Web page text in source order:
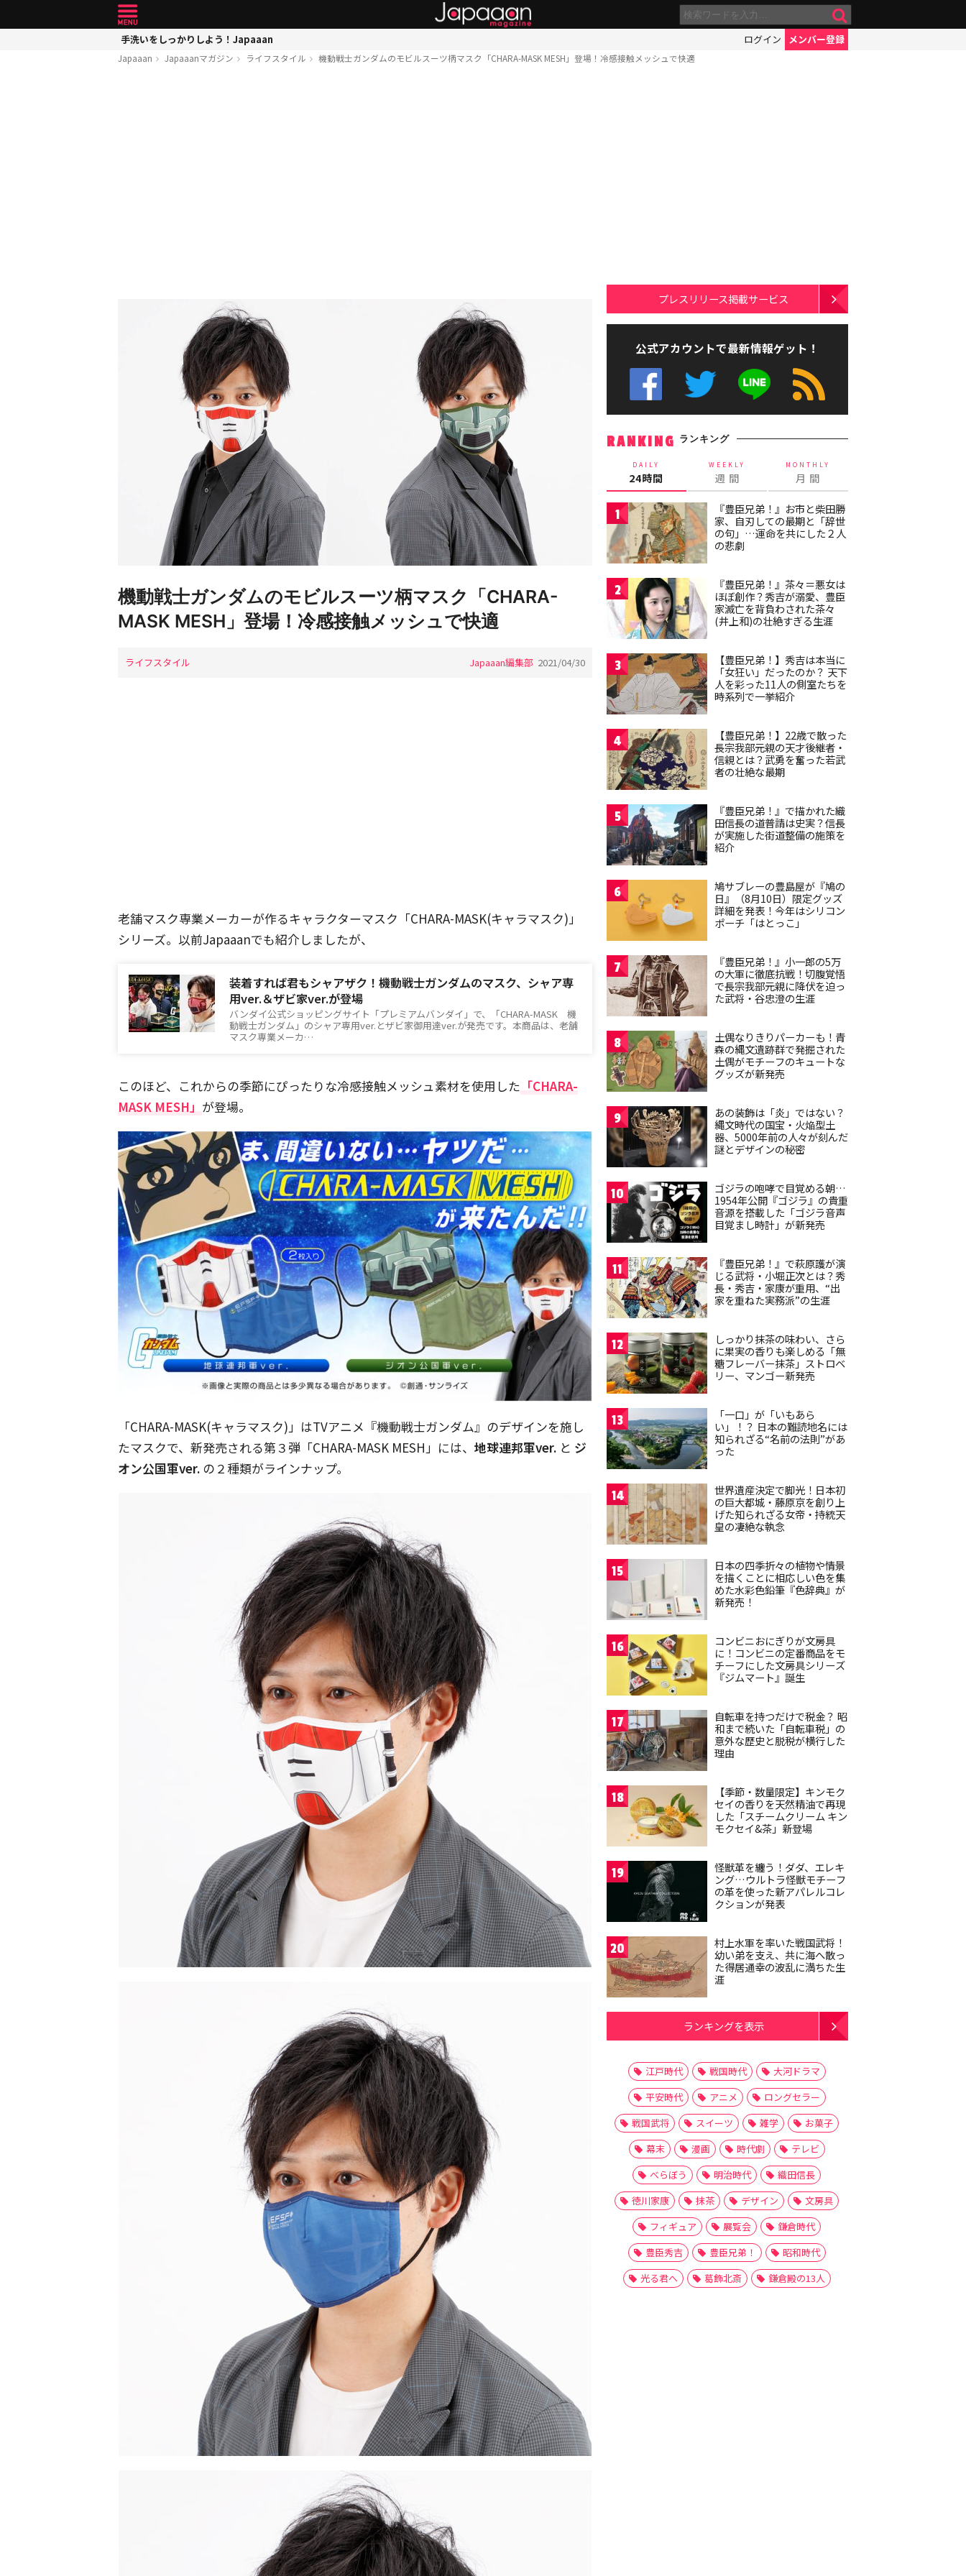
手洗いをしっかりしよう！Japaaan ログイン メンバー登録
Japaaan Japaaanマガジン ライフスタイル 機動戦士ガンダムのモビルスーツ柄マスク「CHARA-MASK MESH」登場！冷感接触メッシュで快適
機動戦士ガンダムのモビルスーツ柄マスク「CHARA-
MASK MESH」登場！冷感接触メッシュで快適
ライフスタイル Japaaan編集部 2021/04/30
老舗マスク専業メーカーが作るキャラクターマスク「CHARA-MASK(キャラマスク)」
シリーズ。以前Japaaanでも紹介しましたが、
装着すれば君もシャアザク！機動戦士ガンダムのマスク、シャア専
用ver.＆ザビ家ver.が登場
バンダイ公式ショッピングサイト「プレミアムバンダイ」で、「CHARA-MASK 機
動戦士ガンダム」のシャア専用ver.とザビ家御用達ver.が発売です。本商品は、老舗
マスク専業メーカ…
このほど、これからの季節にぴったりな冷感接触メッシュ素材を使用した 「CHARA-
MASK MESH」 が登場。
「CHARA-MASK(キャラマスク)」はTVアニメ『機動戦士ガンダム』のデザインを施し
たマスクで、新発売される第３弾「CHARA-MASK MESH」には、 地球連邦軍ver. と ジ
オン公国軍ver. の２種類がラインナップ。
プレスリリース掲載サービス
公式アカウントで最新情報ゲット！
RANKING ランキング
DAILY
24時間
WEEKLY
週 間
MONTHLY
月 間
1
『豊臣兄弟！』お市と柴田勝
家、自刃しての最期と「辞世
の句」…運命を共にした２人
の悲劇
2
『豊臣兄弟！』茶々＝悪女は
ほぼ創作？秀吉が溺愛、豊臣
家滅亡を背負わされた茶々
(井上和)の壮絶すぎる生涯
3
【豊臣兄弟！】秀吉は本当に
「女狂い」だったのか？ 天下
人を彩った11人の側室たちを
時系列で一挙紹介
4
【豊臣兄弟！】22歳で散った
長宗我部元親の天才後継者・
信親とは？武勇を奮った若武
者の壮絶な最期
5
『豊臣兄弟！』で描かれた織
田信長の道普請は史実？信長
が実施した街道整備の施策を
紹介
6
鳩サブレーの豊島屋が『鳩の
日』（8月10日）限定グッズ
詳細を発表！今年はシリコン
ポーチ「はとっこ」
7
『豊臣兄弟！』小一郎の5万
の大軍に徹底抗戦！切腹覚悟
で長宗我部元親に降伏を迫っ
た武将・谷忠澄の生涯
8
土偶なりきりパーカーも！青
森の縄文遺跡群で発掘された
土偶がモチーフのキュートな
グッズが新発売
9
あの装飾は「炎」ではない？
縄文時代の国宝・火焔型土
器、5000年前の人々が刻んだ
謎とデザインの秘密
10
ゴジラの咆哮で目覚める朝…
1954年公開『ゴジラ』の貴重
音源を搭載した「ゴジラ音声
目覚まし時計」が新発売
11
『豊臣兄弟！』で萩原護が演
じる武将・小堀正次とは？秀
長・秀吉・家康が重用、“出
家を重ねた実務派”の生涯
12
しっかり抹茶の味わい、さら
に果実の香りも楽しめる「無
糖フレーバー抹茶」ストロベ
リー、マンゴー新発売
13
「一口」が「いもあら
い」！？ 日本の難読地名には
知られざる“名前の法則”があ
った
14
世界遺産決定で脚光！日本初
の巨大都城・藤原京を創り上
げた知られざる女帝・持統天
皇の凄絶な執念
15
日本の四季折々の植物や情景
を描くことに相応しい色を集
めた水彩色鉛筆『色辞典』が
新発売！
16
コンビニおにぎりが文房具
に！コンビニの定番商品をモ
チーフにした文房具シリーズ
『ジムマート』誕生
17
自転車を持つだけで税金？ 昭
和まで続いた「自転車税」の
意外な歴史と脱税が横行した
理由
18
【季節・数量限定】キンモク
セイの香りを天然精油で再現
した「スチームクリーム キン
モクセイ&茶」新登場
19
怪獣革を纏う！ダダ、エレキ
ング…ウルトラ怪獣モチーフ
の革を使った新アパレルコレ
クションが発表
20
村上水軍を率いた戦国武将！
幼い弟を支え、共に海へ散っ
た得居通幸の波乱に満ちた生
涯
ランキングを表示
江戸時代 戦国時代
大河ドラマ
平安時代
アニメ
ロングセラー
戦国武将
スイーツ 雑学
お菓子
幕末
漫画 時代劇
テレビ
べらぼう
明治時代
織田信長
徳川家康
抹茶 デザイン
文房具
フィギュア
展覧会
鎌倉時代
豊臣秀吉
豊臣兄弟！
昭和時代
光る君へ
葛飾北斎 鎌倉殿の13人